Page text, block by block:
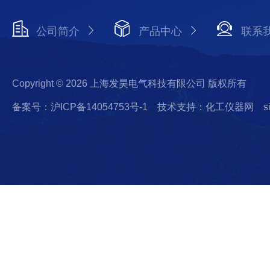
公司简介 产品中心 联系
Copyright © 2026 上海发昊电气科技有限公司 版权所有
备案号：沪ICP备14054753号-1 技术支持：化工仪器网